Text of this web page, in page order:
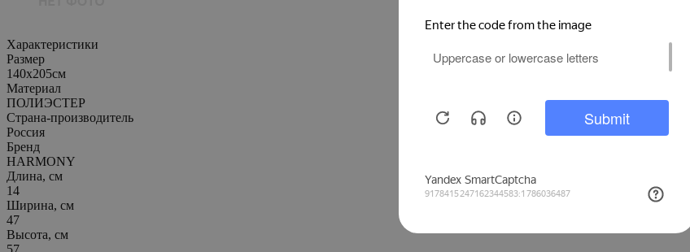
Характеристики
Размер
140х205см
Материал
ПОЛИЭСТЕР
Страна-производитель
Россия
Бренд
HARMONY
Длина, см
14
Ширина, см
47
Высота, см
57